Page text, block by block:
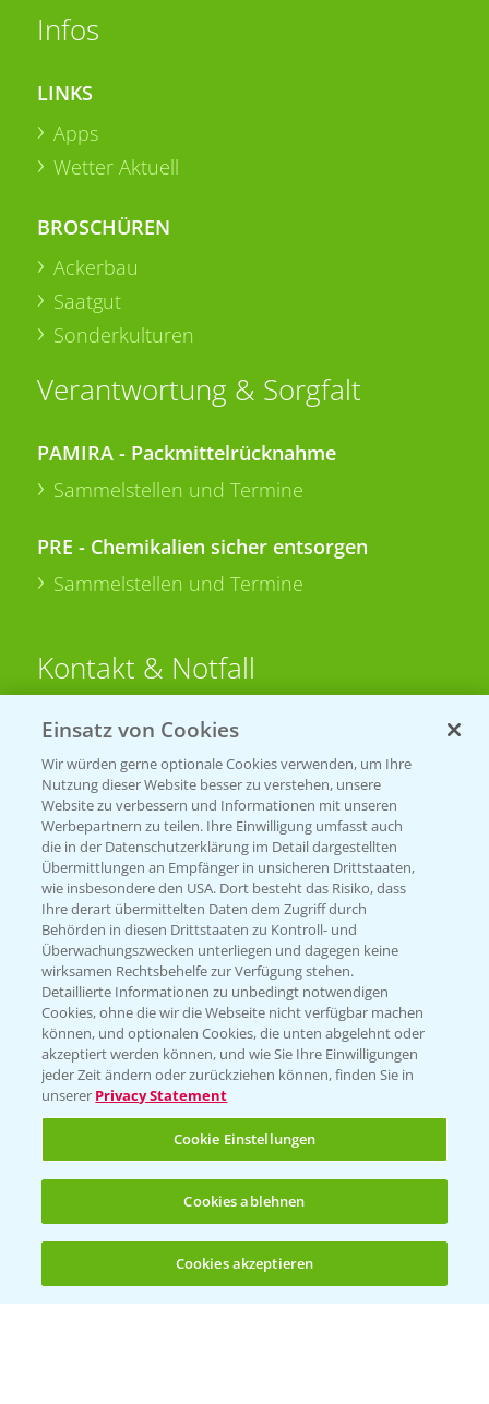
Infos
LINKS
Apps
Wetter Aktuell
BROSCHÜREN
Ackerbau
Saatgut
Sonderkulturen
Verantwortung & Sorgfalt
PAMIRA - Packmittelrücknahme
Sammelstellen und Termine
PRE - Chemikalien sicher entsorgen
Sammelstellen und Termine
Kontakt & Notfall
Beratung auf WhatsApp
T.+49 (0)174 346 564 1
KONTAKT
Hilfe in Notfällen
T.+49 (0)214/30-20220
Folgen Sie uns
Allgemeine Nutzungsbedingungen
Datenschutzerklärung
Einsatz von Cookies
Wir würden gerne optionale Cookies verwenden, um Ihre
Nutzung dieser Website besser zu verstehen, unsere
Website zu verbessern und Informationen mit unseren
Werbepartnern zu teilen. Ihre Einwilligung umfasst auch
die in der Datenschutzerklärung im Detail dargestellten
Übermittlungen an Empfänger in unsicheren Drittstaaten,
wie insbesondere den USA. Dort besteht das Risiko, dass
Ihre derart übermittelten Daten dem Zugriff durch
Behörden in diesen Drittstaaten zu Kontroll- und
Überwachungszwecken unterliegen und dagegen keine
wirksamen Rechtsbehelfe zur Verfügung stehen.
Detaillierte Informationen zu unbedingt notwendigen
Cookies, ohne die wir die Webseite nicht verfügbar machen
können, und optionalen Cookies, die unten abgelehnt oder
akzeptiert werden können, und wie Sie Ihre Einwilligungen
jeder Zeit ändern oder zurückziehen können, finden Sie in
unserer Privacy Statement
Cookie Einstellungen
Cookies ablehnen
Cookies akzeptieren